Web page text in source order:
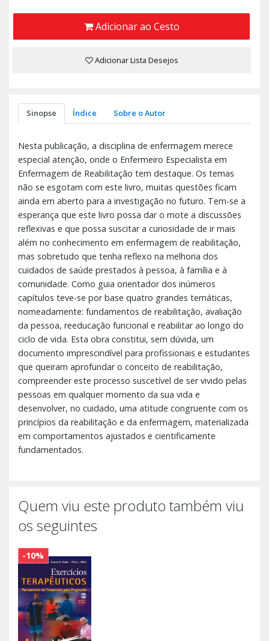
Adicionar ao Cesto
Adicionar Lista Desejos
Sinopse Índice Sobre o Autor
Nesta publicação, a disciplina de enfermagem merece
especial atenção, onde o Enfermeiro Especialista em
Enfermagem de Reabilitação tem destaque. Os temas
não se esgotam com este livro, muitas questões ficam
ainda em aberto para a investigação no futuro. Tem-se a
esperança que este livro possa dar o mote a discussões
reflexivas e que possa suscitar a curiosidade de ir mais
além no conhecimento em enfermagem de reabilitação,
mas sobretudo que tenha reflexo na melhoria dos
cuidados de saúde prestados à pessoa, à família e à
comunidade. Como guia orientador dos inúmeros
capítulos teve-se por base quatro grandes temáticas,
nomeadamente: fundamentos de reabilitação, avaliação
da pessoa, reeducação funcional e reabilitar ao longo do
ciclo de vida. Esta obra constitui, sem dúvida, um
documento imprescindível para profissionais e estudantes
que queiram aprofundar o conceito de reabilitação,
compreender este processo suscetível de ser vivido pelas
pessoas em qualquer momento da sua vida e
desenvolver, no cuidado, uma atitude congruente com os
princípios da reabilitação e da enfermagem, materializada
em comportamentos ajustados e cientificamente
fundamentados.
Quem viu este produto também viu
os seguintes
-10%